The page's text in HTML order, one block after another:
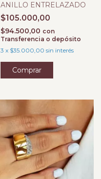
ANILLO ENTRELAZADO
$105.000,00
$94.500,00 con
Transferencia o depósito
3 x $35.000,00 sin interés
Comprar